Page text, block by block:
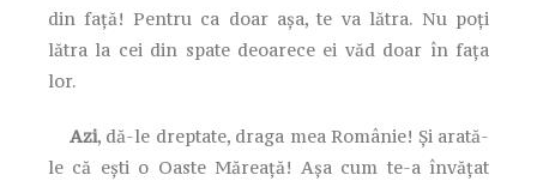
din față! Pentru ca doar așa, te va lătra. Nu poți
lătra la cei din spate deoarece ei văd doar în fața
lor.
Azi, dă-le dreptate, draga mea Românie! Și arată-
le că ești o Oaste Măreață! Așa cum te-a învățat